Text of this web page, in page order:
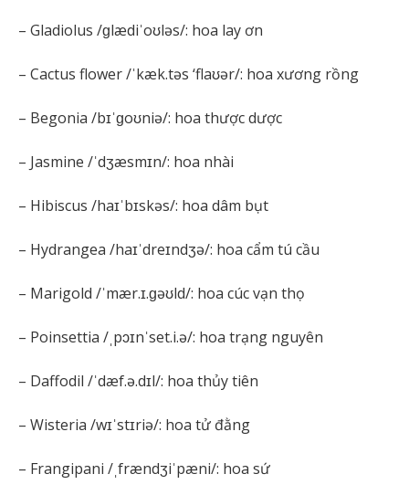
– Gladiolus /ɡlædiˈoʊləs/: hoa lay ơn
– Cactus flower /ˈkæk.təs ‘flaʊər/: hoa xương rồng
– Begonia /bɪˈɡoʊniə/: hoa thược dược
– Jasmine /ˈdʒæsmɪn/: hoa nhài
– Hibiscus /haɪˈbɪskəs/: hoa dâm bụt
– Hydrangea /haɪˈdreɪndʒə/: hoa cẩm tú cầu
– Marigold /ˈmær.ɪ.ɡəʊld/: hoa cúc vạn thọ
– Poinsettia /ˌpɔɪnˈset.i.ə/: hoa trạng nguyên
– Daffodil /ˈdæf.ə.dɪl/: hoa thủy tiên
– Wisteria /wɪˈstɪriə/: hoa tử đằng
– Frangipani /ˌfrændʒiˈpæni/: hoa sứ